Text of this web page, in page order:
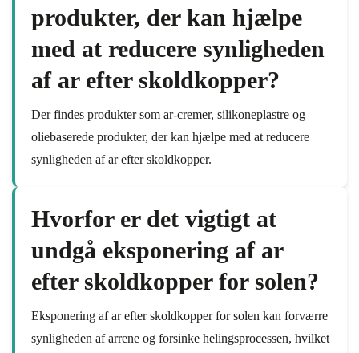
produkter, der kan hjælpe
med at reducere synligheden
af ar efter skoldkopper?
Der findes produkter som ar-cremer, silikoneplastre og
oliebaserede produkter, der kan hjælpe med at reducere
synligheden af ar efter skoldkopper.
Hvorfor er det vigtigt at
undgå eksponering af ar
efter skoldkopper for solen?
Eksponering af ar efter skoldkopper for solen kan forværre
synligheden af arrene og forsinke helingsprocessen, hvilket